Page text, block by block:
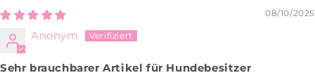
08/10/2025
Anonym
Sehr brauchbarer Artikel für Hundebesitzer